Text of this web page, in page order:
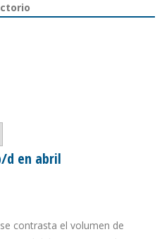
d en abril
contrasta el volumen de